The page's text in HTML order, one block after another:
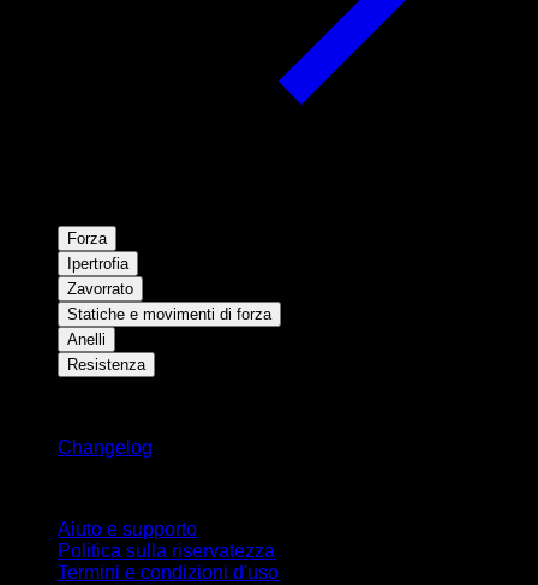
Forza
Ipertrofia
Zavorrato
Statiche e movimenti di forza
Anelli
Resistenza
Changelog
Aiuto e supporto
Politica sulla riservatezza
Termini e condizioni d'uso